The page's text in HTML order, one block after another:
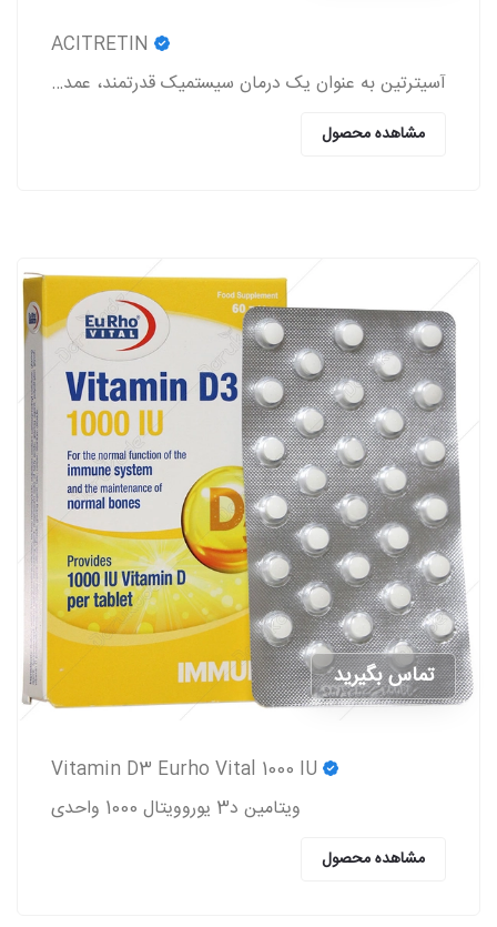
آسیترتین به عنوان یک درمان سیستمیک قدرتمند، عمدتاً در مدیریت اختلالات شدید کراتینیزاسیون پوست به کار می‌رود.
مشاهده محصول
تماس بگیرید
ویتامین د3 یوروویتال 1000 واحدی
مشاهده محصول